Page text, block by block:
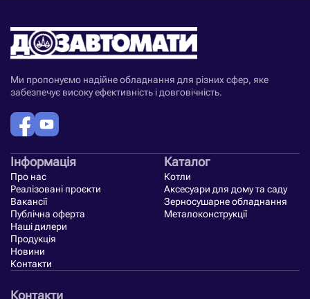
Ми пропонуємо надійне обладнання для різних сфер, яке
забезпечує високу ефективність і довговічність.
Інформація
Про нас
Реалізовані проєкти
Вакансії
Публічна оферта
Наші дилери
Продукція
Новини
Контакти
Каталог
Котли
Аксесуари для дому та саду
Зерносушарне обладнання
Металоконструкції
Контакти